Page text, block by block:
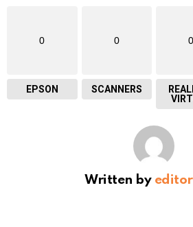
0
EPSON
0
SCANNERS
0
Written by